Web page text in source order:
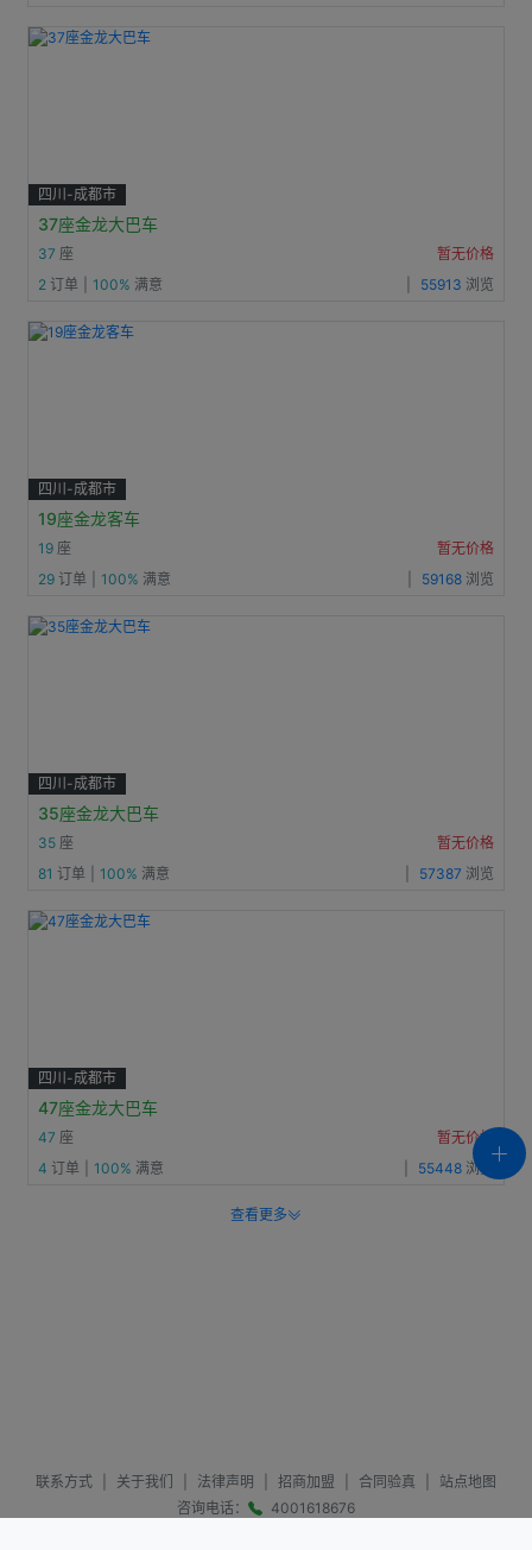
四川-成都市
37座金龙大巴车
37 座
暂无价格
2 订单 100% 满意 55913 浏览
四川-成都市
19座金龙客车
19 座
暂无价格
29 订单 100% 满意 59168 浏览
四川-成都市
35座金龙大巴车
35 座
暂无价格
81 订单 100% 满意 57387 浏览
四川-成都市
47座金龙大巴车
47 座
暂无价格
4 订单 100% 满意 55448 浏览
查看更多
联系方式 关于我们 法律声明 招商加盟 合同验真
站点地图
咨询电话：
4001618676